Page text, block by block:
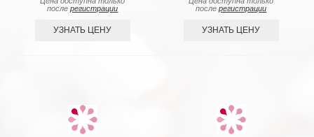
послерегистрации
УЗНАТЬ ЦЕНУ
послерегистрации
УЗНАТЬ ЦЕНУ